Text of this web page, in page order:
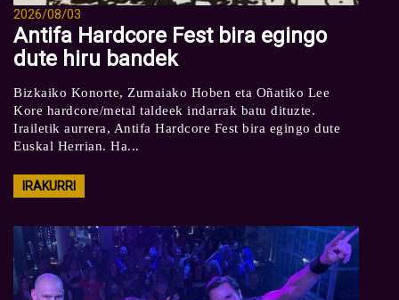
2026/08/03
Antifa Hardcore Fest bira egingo
dute hiru bandek
Bizkaiko Konorte, Zumaiako Hoben eta Oñatiko Lee
Kore hardcore/metal taldeek indarrak batu dituzte.
Irailetik aurrera, Antifa Hardcore Fest bira egingo dute
Euskal Herrian. Ha...
IRAKURRI